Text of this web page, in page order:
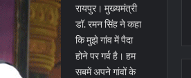
रायपुर। मुख्यमंत्री
डॉ. रमन सिंह ने कहा
कि मुझे गांव में पैदा
होने पर गर्व है। हम
सबमें अपने गांवों के